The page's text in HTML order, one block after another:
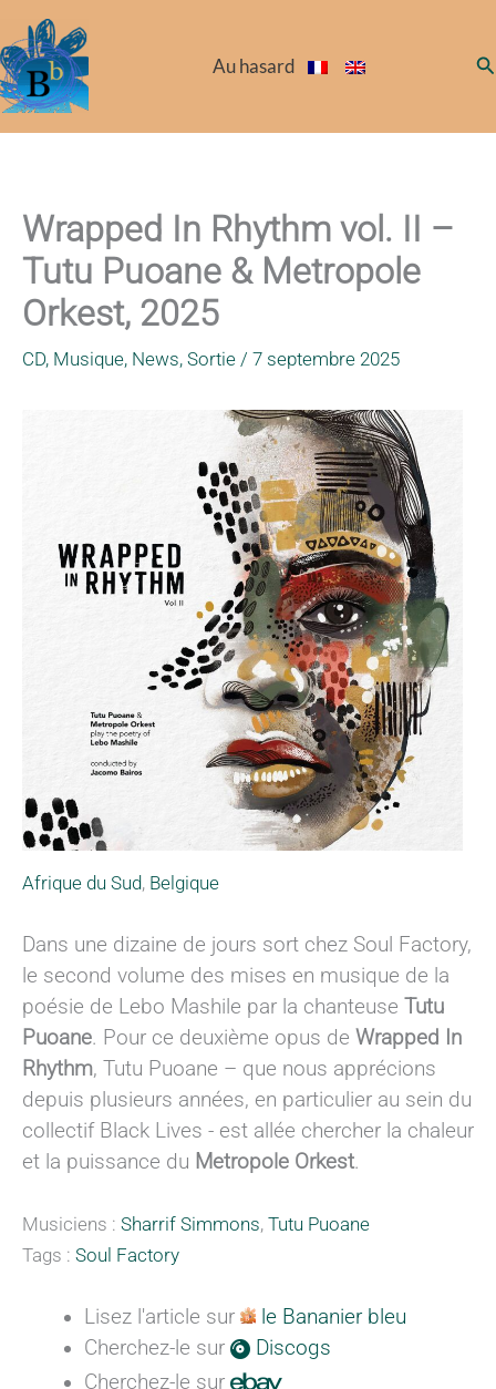
au
contenu
Au hasard
Wrapped In Rhythm vol. II –
Tutu Puoane & Metropole
Orkest, 2025
CD, Musique, News, Sortie / 7 septembre 2025
Afrique du Sud, Belgique
Dans une dizaine de jours sort chez Soul Factory,
le second volume des mises en musique de la
poésie de Lebo Mashile par la chanteuse Tutu
Puoane. Pour ce deuxième opus de Wrapped In
Rhythm, Tutu Puoane – que nous apprécions
depuis plusieurs années, en particulier au sein du
collectif Black Lives - est allée chercher la chaleur
et la puissance du Metropole Orkest.
Musiciens : Sharrif Simmons, Tutu Puoane
Tags : Soul Factory
Lisez l'article sur
le Bananier bleu
Cherchez-le sur
Discogs
Cherchez-le sur